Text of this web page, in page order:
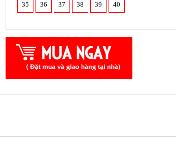
35 36 37 38 39 40